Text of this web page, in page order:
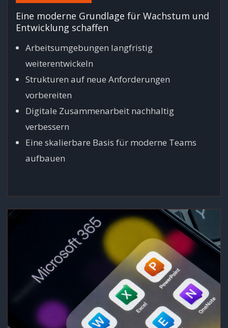
Eine moderne Grundlage für Wachstum und
Entwicklung schaffen
Arbeitsumgebungen langfristig
weiterentwickeln
Strukturen auf neue Anforderungen
vorbereiten
Digitale Zusammenarbeit nachhaltig
verbessern
Eine skalierbare Basis für moderne Teams
aufbauen